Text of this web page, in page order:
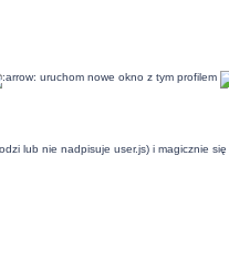
uruchom nowe okno z tym profilem
lub nie nadpisuje user.js) i magicznie